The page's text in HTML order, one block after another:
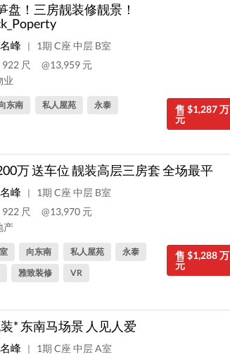
盘！三房靓装修靓景！
峰 |
1期 C座 中层 B室
尺
@13,959 元
业
售 $1,287 万
元
东南 私人屋苑 永泰
万 送车位 靓装高层三房套 全场最平
峰 |
1期 C座 中层 B室
尺
@13,970 元
产
售 $1,288 万
元
向东南 私人屋苑
永泰
雅致装修 VR
* 东南马场景 人见人爱
峰 |
1期 C座 中层 A室